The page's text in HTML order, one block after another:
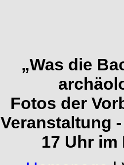
„Was die
Fotos der
Veranstaltung
17 Uhr